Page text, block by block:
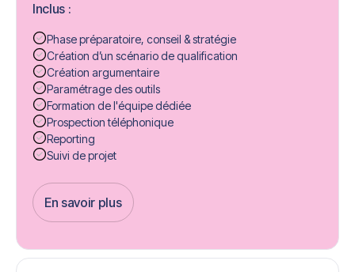
Inclus :
Phase préparatoire, conseil & stratégie
Création d’un scénario de qualification
Création argumentaire
Paramétrage des outils
Formation de l'équipe dédiée
Prospection téléphonique
Reporting
Suivi de projet
En savoir plus
Get Started